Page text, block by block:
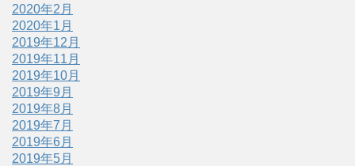
2020年2月
2020年1月
2019年12月
2019年11月
2019年10月
2019年9月
2019年8月
2019年7月
2019年6月
2019年5月